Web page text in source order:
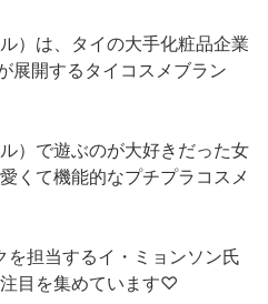
）は、タイの大手化粧品企業
展開するタイコスメブラン
）で遊ぶのが大好きだった女
くて機能的なプチプラコスメ
を担当するイ・ミョンソン氏
目を集めています♡